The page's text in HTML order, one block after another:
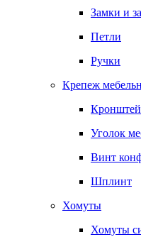
Замки и
Петли
Ручки
Крепеж
Уголок
Винт
Шплинт
Хомуты
Хомуты